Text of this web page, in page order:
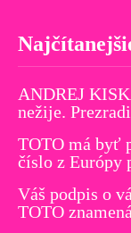
ANDREJ
nežije.
TOTO má byť
číslo z Európy
Váš podpis o
TOTO